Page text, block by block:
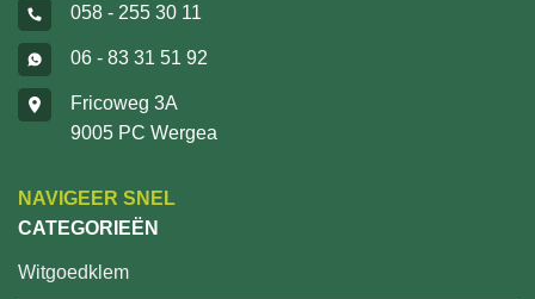
058 - 255 30 11
06 - 83 31 51 92
Fricoweg 3A
9005 PC Wergea
NAVIGEER SNEL
CATEGORIEËN
Witgoedklem